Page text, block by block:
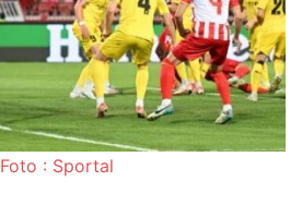
Foto : Sportal